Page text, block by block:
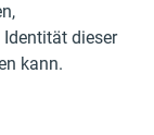
dieser
kann.